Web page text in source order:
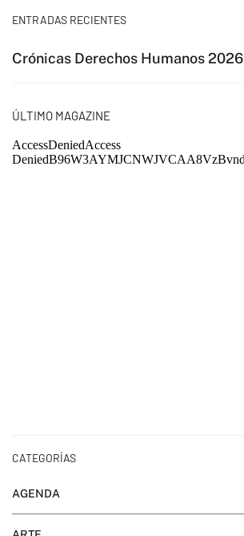
ENTRADAS RECIENTES
Crónicas Derechos Humanos 2026
ÚLTIMO MAGAZINE
CATEGORÍAS
AGENDA